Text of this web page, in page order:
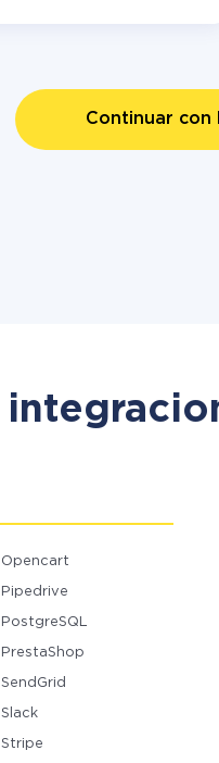
Continuar con
Opencart
Pipedrive
PostgreSQL
PrestaShop
SendGrid
Slack
Stripe